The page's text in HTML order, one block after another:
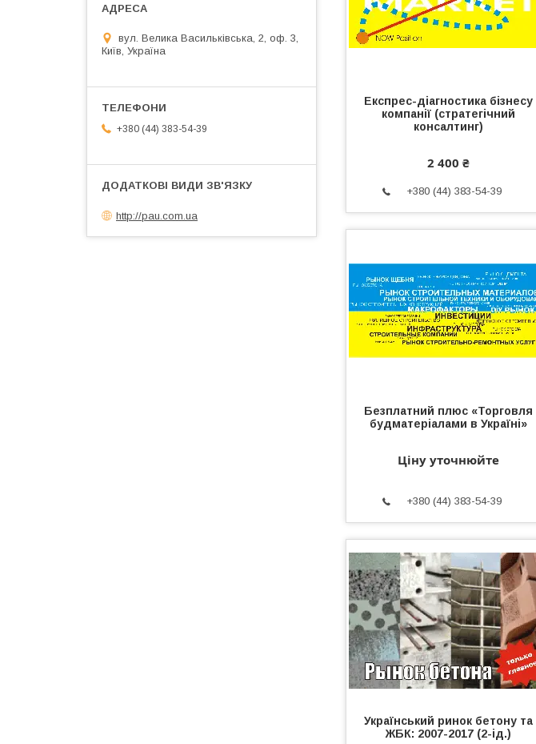
Експрес-діагностика бізнесу
компанії (стратегічний
консалтинг)
2 400 ₴
+380 (44) 383-54-39
Безплатний плюс «Торговля
будматеріалами в Україні»
Ціну уточнюйте
+380 (44) 383-54-39
Український ринок бетону та
ЖБК: 2007-2017 (2-ід.)
вул. Велика Васильківська, 2, оф. 3,
Київ, Україна
+380 (44) 383-54-39
http://pau.com.ua